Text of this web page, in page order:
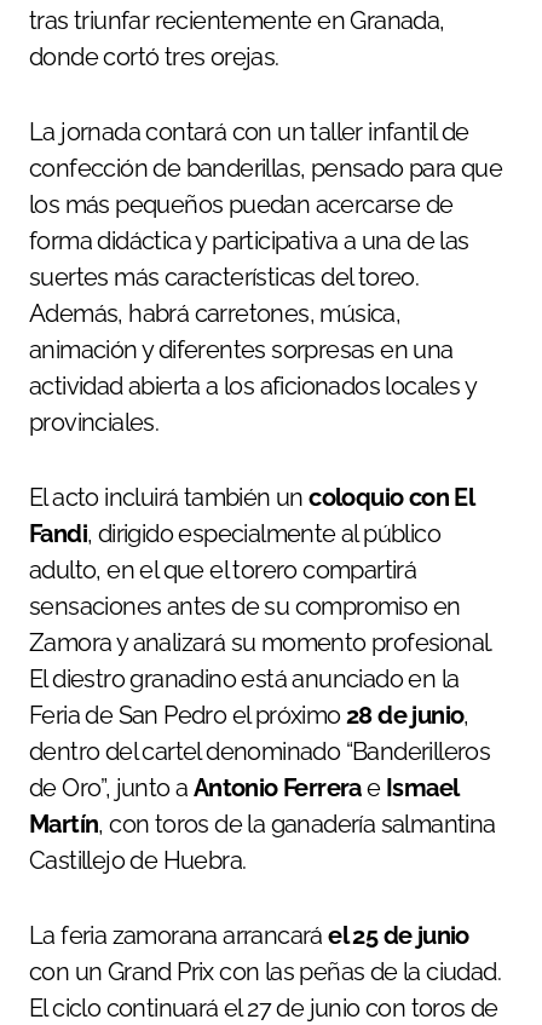
tras triunfar recientemente en Granada,
donde cortó tres orejas.
La jornada contará con un taller infantil de
confección de banderillas, pensado para que
los más pequeños puedan acercarse de
forma didáctica y participativa a una de las
suertes más características del toreo.
Además, habrá carretones, música,
animación y diferentes sorpresas en una
actividad abierta a los aficionados locales y
provinciales.
El acto incluirá también uncoloquio con El
Fandi, dirigido especialmente al público
adulto, en el que el torero compartirá
sensaciones antes de su compromiso en
Zamora y analizará su momento profesional.
El diestro granadino está anunciado en la
Feria de San Pedro el próximo 28 de junio,
dentro del cartel denominado “Banderilleros
de Oro”, junto a Antonio Ferrerae Ismael
Martín, con toros de la ganadería salmantina
Castillejo de Huebra.
La feria zamorana arrancaráel 25 de junio
con un Grand Prix con las peñas de la ciudad.
El ciclo continuará el 27 de junio con toros de